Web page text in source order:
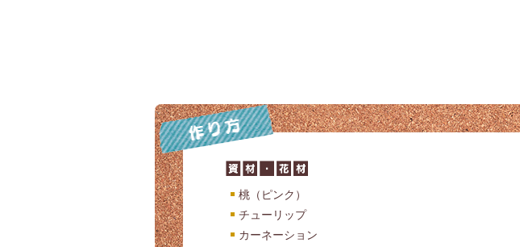
桃（ピンク）
チューリップ
カーネーション